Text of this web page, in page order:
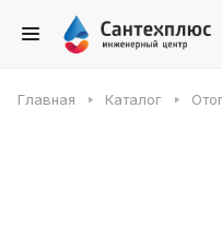
Главная Каталог